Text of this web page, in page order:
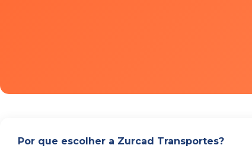
Por que escolher a Zurcad Transportes?